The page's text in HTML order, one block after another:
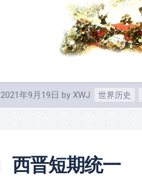
2021年9月19日 by XWJ 世界历史
西晋短期统一